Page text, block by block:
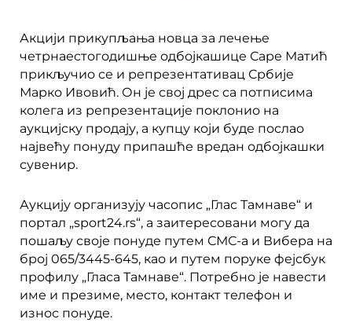
Акцији прикупљања новца за лечење
четрнаестогодишње одбојкашице Саре Матић
прикључио се и репрезентативац Србије
Марко Ивовић. Он је свој дрес са потписима
колега из репрезентације поклонио на
аукцијску продају, а купцу који буде послао
највећу понуду припашће вредан одбојкашки
сувенир.
Аукцију организују часопис „Глас Тамнаве“ и
портал „sport24.rs“, а заитересовани могу да
пошаљу своје понуде путем СМС-а и Вибера на
број 065/3445-645, као и путем поруке фејсбук
профилу „Гласа Тамнаве“. Потребно је навести
име и презиме, место, контакт телефон и
износ понуде.